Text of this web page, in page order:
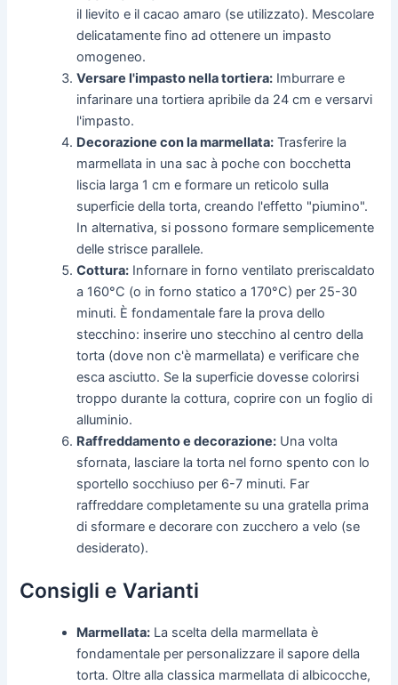
il lievito e il cacao amaro (se utilizzato). Mescolare
delicatamente fino ad ottenere un impasto
omogeneo.
Versare l'impasto nella tortiera: Imburrare e
infarinare una tortiera apribile da 24 cm e versarvi
l'impasto.
Decorazione con la marmellata: Trasferire la
marmellata in una sac à poche con bocchetta
liscia larga 1 cm e formare un reticolo sulla
superficie della torta, creando l'effetto "piumino".
In alternativa, si possono formare semplicemente
delle strisce parallele.
Cottura: Infornare in forno ventilato preriscaldato
a 160°C (o in forno statico a 170°C) per 25-30
minuti. È fondamentale fare la prova dello
stecchino: inserire uno stecchino al centro della
torta (dove non c'è marmellata) e verificare che
esca asciutto. Se la superficie dovesse colorirsi
troppo durante la cottura, coprire con un foglio di
alluminio.
Raffreddamento e decorazione: Una volta
sfornata, lasciare la torta nel forno spento con lo
sportello socchiuso per 6-7 minuti. Far
raffreddare completamente su una gratella prima
di sformare e decorare con zucchero a velo (se
desiderato).
Consigli e Varianti
Marmellata: La scelta della marmellata è
fondamentale per personalizzare il sapore della
torta. Oltre alla classica marmellata di albicocche,